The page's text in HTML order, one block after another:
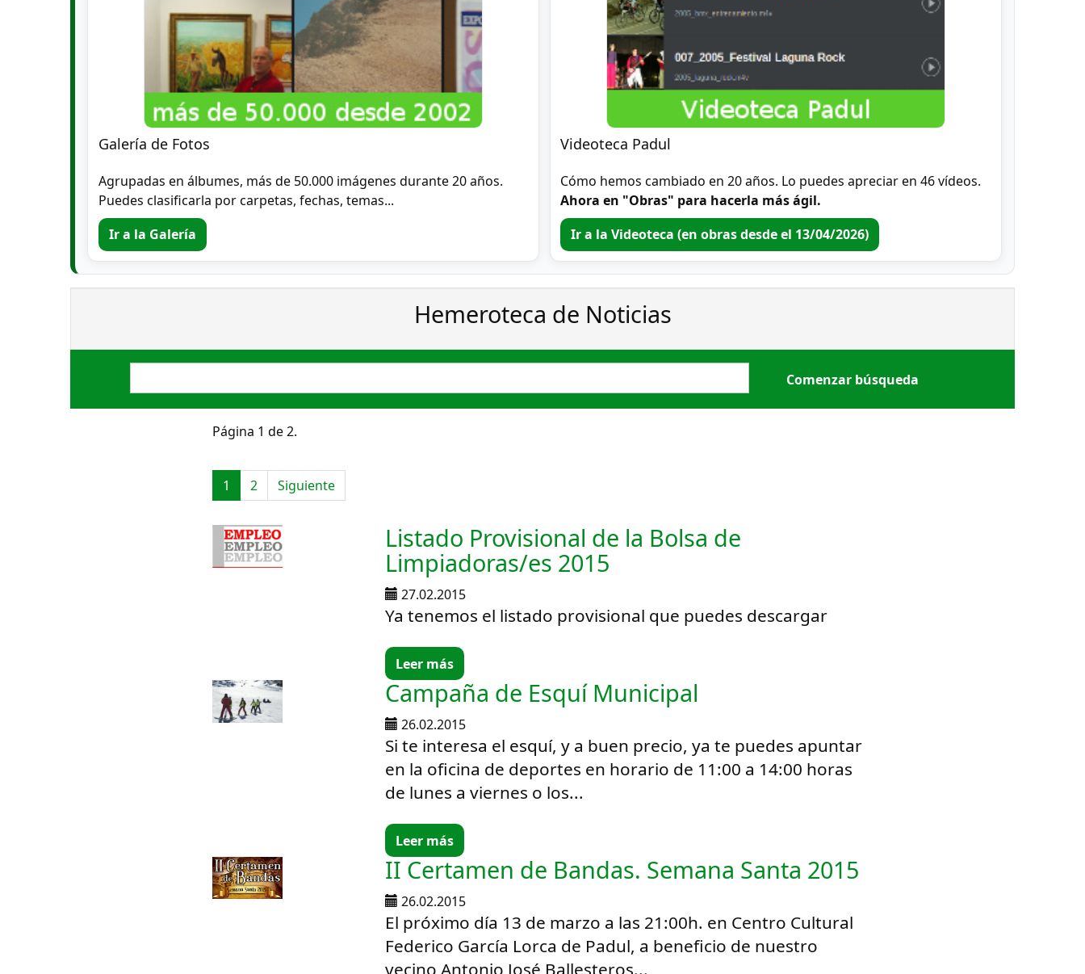
Galería de Fotos
Agrupadas en álbumes, más de 50.000 imágenes durante 20 años.
Puedes clasificarla por carpetas, fechas, temas...
Ir a la Galería
Videoteca Padul
Cómo hemos cambiado en 20 años. Lo puedes apreciar en 46 vídeos.
Ahora en "Obras" para hacerla más ágil.
Ir a la Videoteca (en obras desde el 13/04/2026)
Hemeroteca de Noticias
Página 1 de 2.
1 2 Siguiente
Listado Provisional de la Bolsa de
Limpiadoras/es 2015
27.02.2015
Ya tenemos el listado provisional que puedes descargar
Leer más
Campaña de Esquí Municipal
26.02.2015
Si te interesa el esquí, y a buen precio, ya te puedes apuntar
en la oficina de deportes en horario de 11:00 a 14:00 horas
de lunes a viernes o los...
Leer más
II Certamen de Bandas. Semana Santa 2015
26.02.2015
El próximo día 13 de marzo a las 21:00h. en Centro Cultural
Federico García Lorca de Padul, a beneficio de nuestro
vecino Antonio José Ballesteros...